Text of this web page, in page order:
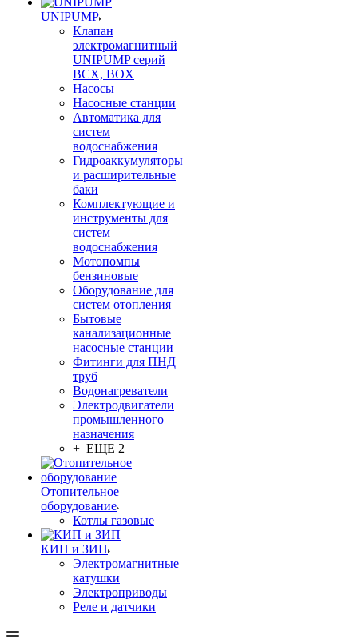
UNIPUMP
Клапан
электромагнитный
UNIPUMP серий
BCX, BOX
Насосы
Насосные станции
Автоматика для
систем
водоснабжения
Гидроаккумуляторы
и расширительные
баки
Комплектующие и
инструменты для
систем
водоснабжения
Мотопомпы
бензиновые
Оборудование для
систем отопления
Бытовые
канализационные
насосные станции
Фитинги для ПНД
труб
Водонагреватели
Электродвигатели
промышленного
назначения
+ ЕЩЕ 2
Отопительное
оборудование
Котлы газовые
КИП и ЗИП
Электромагнитные
катушки
Электроприводы
Реле и датчики